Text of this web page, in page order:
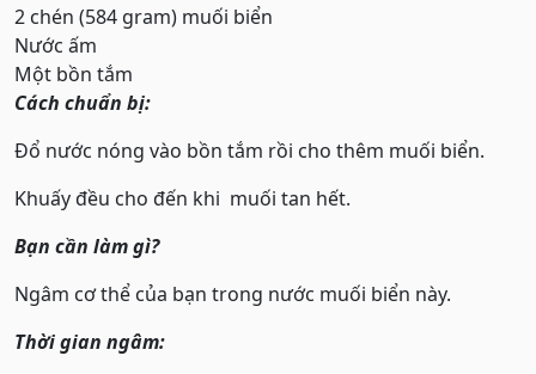
2 chén (584 gram) muối biển
Nước ấm
Một bồn tắm
Cách chuẩn bị:
Đổ nước nóng vào bồn tắm rồi cho thêm muối biển.
Khuấy đều cho đến khi muối tan hết.
Bạn cần làm gì?
Ngâm cơ thể của bạn trong nước muối biển này.
Thời gian ngâm: